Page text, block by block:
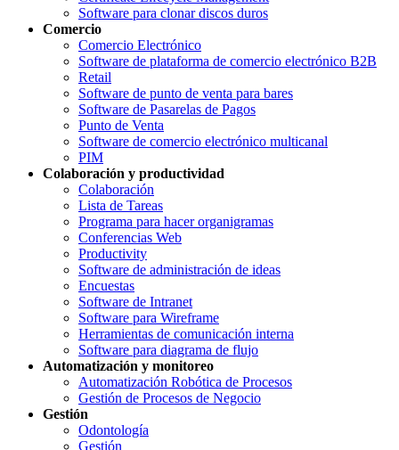
Software para clonar discos duros
Comercio
Comercio Electrónico
Software de plataforma de comercio electrónico B2B
Retail
Software de punto de venta para bares
Software de Pasarelas de Pagos
Punto de Venta
Software de comercio electrónico multicanal
PIM
Colaboración y productividad
Colaboración
Lista de Tareas
Programa para hacer organigramas
Conferencias Web
Productivity
Software de administración de ideas
Encuestas
Software de Intranet
Software para Wireframe
Herramientas de comunicación interna
Software para diagrama de flujo
Automatización y monitoreo
Automatización Robótica de Procesos
Gestión de Procesos de Negocio
Gestión
Odontología
Gestión